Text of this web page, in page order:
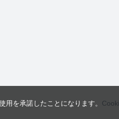
を承諾したことになります。